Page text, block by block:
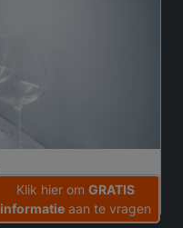
Klik hier om GRATIS
informatie aan te vragen